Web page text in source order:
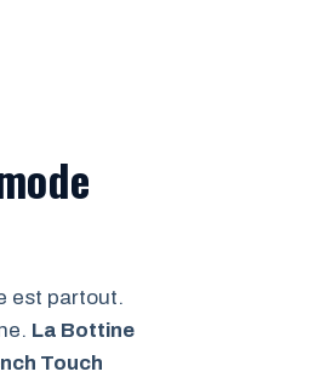
est partout.
La Bottine
Touch